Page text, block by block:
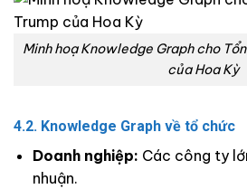
Minh hoạ Knowledge Graph cho
của Hoa Kỳ
4.2. Knowledge Graph về tổ chức
Doanh nghiệp: Các công ty
nhuận.